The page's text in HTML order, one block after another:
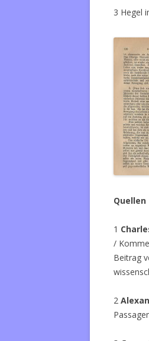
3 Hegel
Quellen
1
/
Beitrag
2